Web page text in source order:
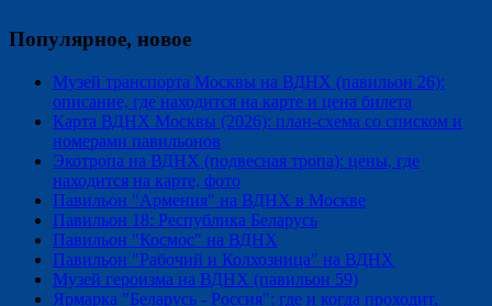
Популярное, новое
Музей транспорта Москвы на ВДНХ (павильон 26):
описание, где находится на карте и цена билета
Карта ВДНХ Москвы (2026): план-схема со списком и
номерами павильонов
Экотропа на ВДНХ (подвесная тропа): цены, где
находится на карте, фото
Павильон "Армения" на ВДНХ в Москве
Павильон 18: Республика Беларусь
Павильон "Космос" на ВДНХ
Павильон "Рабочий и Колхозница" на ВДНХ
Музей героизма на ВДНХ (павильон 59)
Ярмарка "Беларусь - Россия": где и когда проходит,